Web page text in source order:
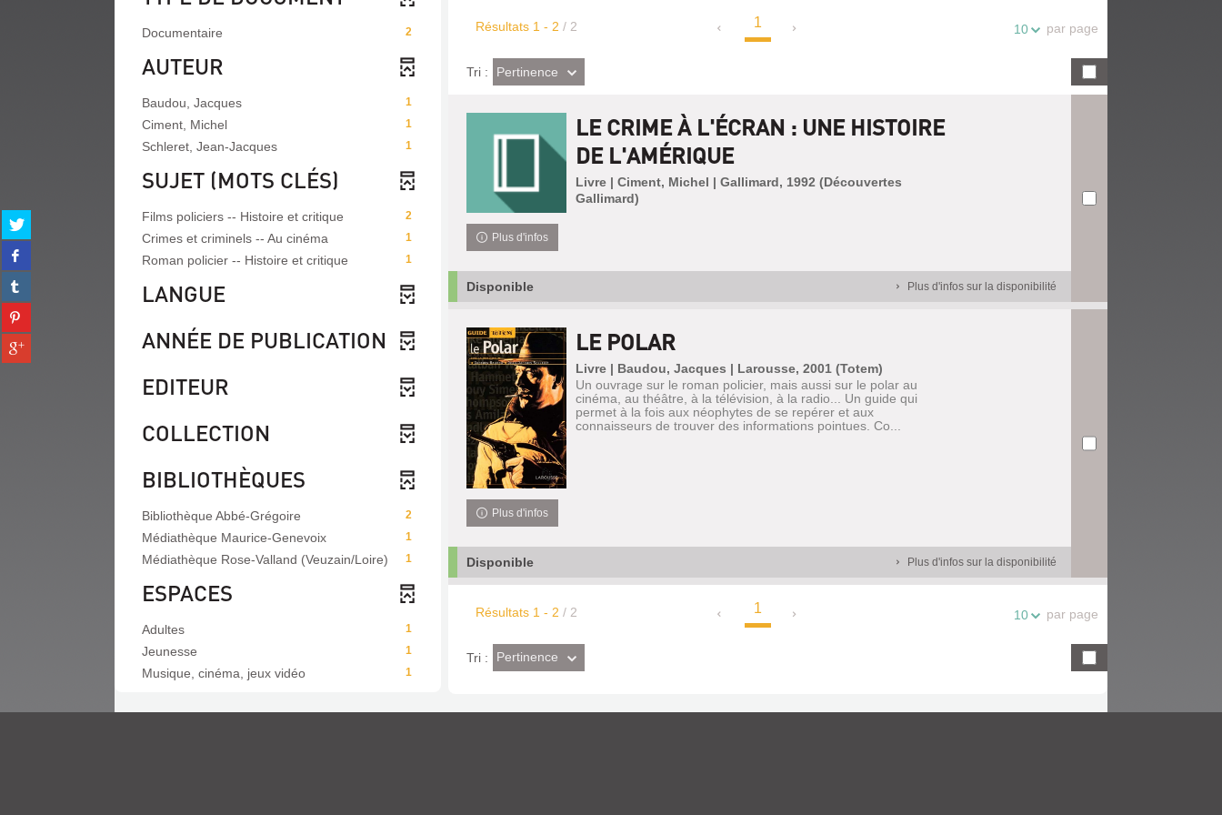
Partager
sur
twitter
(Nouvelle
fenêtre)
Partager
sur
facebook
(Nouvelle
fenêtre)
Partager
sur
tumblr
(Nouvelle
fenêtre)
Partager
sur
pinterest
(Nouvelle
Partager
sur
Résultats 1 - 2 / 2 1 10 par page
Tri :(Effet
imédiat)
Pertinence
LE CRIME À L'ÉCRAN : UNE HISTOIRE
DE L'AMÉRIQUE
Livre | Ciment, Michel | Gallimard, 1992 (Découvertes
Gallimard)
Plus d'infos
Disponible Plus d'infos sur la disponibilité
LE POLAR
Livre | Baudou, Jacques | Larousse, 2001 (Totem)
Un ouvrage sur le roman policier, mais aussi sur le polar au
cinéma, au théâtre, à la télévision, à la radio... Un guide qui
permet à la fois aux néophytes de se repérer et aux
connaisseurs de trouver des informations pointues. Co...
Plus d'infos
Disponible Plus d'infos sur la disponibilité
Résultats 1 - 2 / 2 1 10 par page
Tri :(Effet
imédiat)
Pertinence
2
Documentaire
AUTEUR
1
Baudou, Jacques
1
Ciment, Michel
1
Schleret, Jean-Jacques
SUJET (MOTS CLÉS)
2
Films policiers -- Histoire et critique
1
Crimes et criminels -- Au cinéma
1
Roman policier -- Histoire et critique
LANGUE
ANNÉE DE PUBLICATION
EDITEUR
COLLECTION
BIBLIOTHÈQUES
2
Bibliothèque Abbé-Grégoire
1
Médiathèque Maurice-Genevoix
1
Médiathèque Rose-Valland (Veuzain/Loire)
ESPACES
1
Adultes
1
Jeunesse
1
Musique, cinéma, jeux vidéo